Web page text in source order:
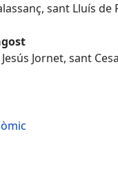
sant Lluís de
Jornet, sant